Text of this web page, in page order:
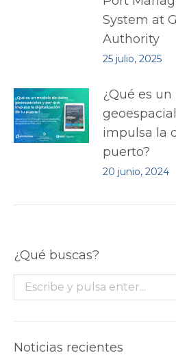
System at
Authority
25 julio, 2025
¿Qué es
impulsa la
puerto?
20 junio, 2024
¿Qué buscas?
Buscar:
Noticias recientes